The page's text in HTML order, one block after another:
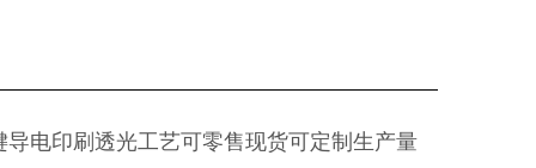
导电印刷透光工艺可零售现货可定制生产量